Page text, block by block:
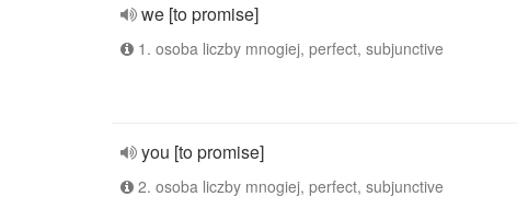
we [to promise]
1. osoba liczby mnogiej, perfect, subjunctive
you [to promise]
2. osoba liczby mnogiej, perfect, subjunctive